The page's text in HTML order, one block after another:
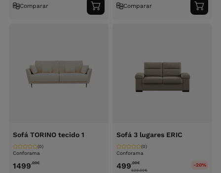
Comparar
Adicionar
ao
Comparar
ao
Sofá TORINO tecido 1
Conforama
(0)
1499,00€
Sofá 3 lugares ERIC
Conforama
(0)
499,00€
629.00€
-20%